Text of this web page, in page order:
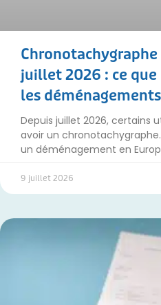
juillet 2026 : ce que
les
Depuis juillet 2026, certains
avoir un
un déménagement en
9 juillet 2026